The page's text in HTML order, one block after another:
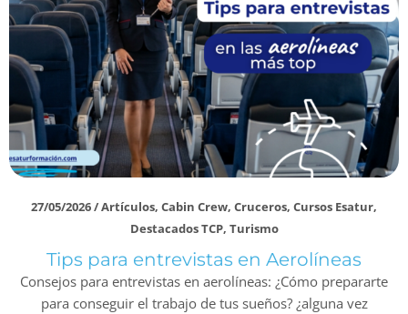
27/05/2026/Artículos, Cabin Crew, Cruceros, Cursos Esatur,
Destacados TCP, Turismo
Tips para entrevistas en Aerolíneas
Consejos para entrevistas en aerolíneas: ¿Cómo prepararte
para conseguir el trabajo de tus sueños? ¿alguna vez